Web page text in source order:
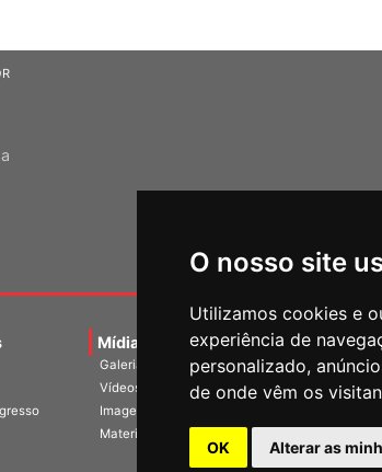
O nosso site
Utilizamos cookies e
experiência de
personalizado,
de onde vêm os
OK Alterar as
Mídias
Galerias
Vídeos
Imagens
Materiais
Agenda